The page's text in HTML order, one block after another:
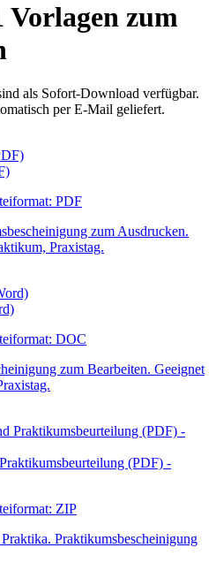
Vorlagen zum
als Sofort-Download verfügbar.
per E-Mail geliefert.
PDF
zum Ausdrucken.
Praxistag.
DOC
zum Bearbeiten. Geeignet
(PDF) -
ZIP
Praktikumsbescheinigung